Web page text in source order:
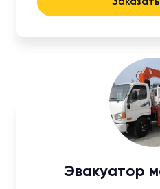
Эвакуатор